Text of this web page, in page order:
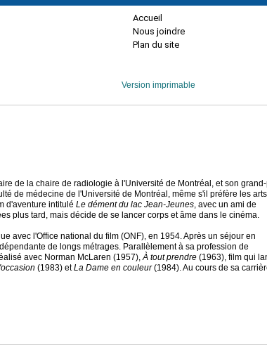
Accueil
Nous joindre
Plan du site
Version imprimable
de la chaire de radiologie à l'Université de Montréal, et son
de médecine de l'Université de Montréal, même s'il préfère les
d'aventure intitulé Le dément du lac Jean-Jeunes, avec un ami de
plus tard, mais décide de se lancer corps et âme dans le cinéma.
avec l'Office national du film (ONF), en 1954. Après un séjour en
de longs métrages. Parallèlement à sa profession de
avec Norman McLaren (1957),À tout prendre (1963), film qui
(1983) etLa Dame en couleur(1984). Au cours de sa